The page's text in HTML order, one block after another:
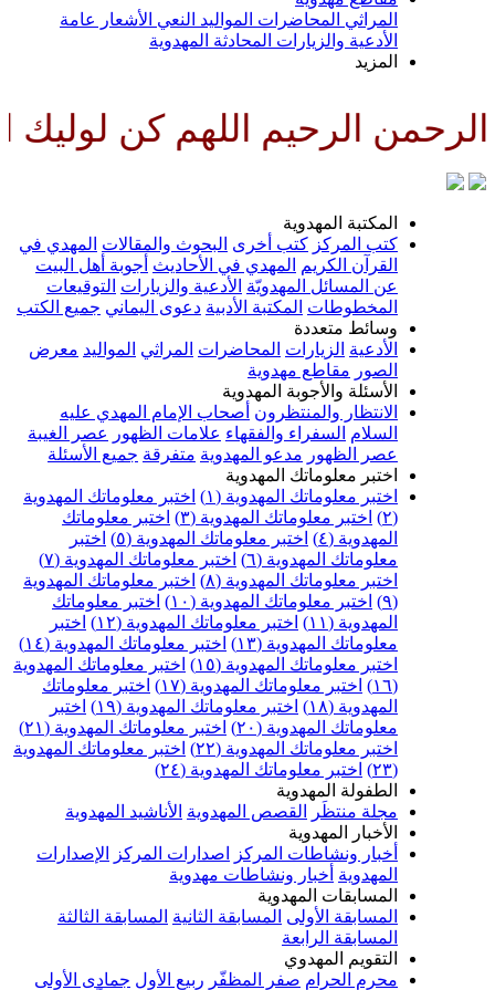
المراثي المحاضرات المواليد النعي الأشعار
عامة
الأدعية والزيارات المحادثة المهدوية
المزيد
الرحيم اللهم كن لوليك
المكتبة المهدوية
كتب المركز كتب أخرى البحوث والمقالات المهدي في
القرآن الكريم
المهدي في الأحاديث أجوبة أهل البيت
عن المسائل المهدويّة الأدعية والزيارات التوقيعات
المخطوطات المكتبة الأدبية دعوى اليماني جميع الكتب
وسائط متعددة
الأدعية الزيارات المحاضرات المراثي المواليد معرض
الصور مقاطع مهدوية
الأسئلة والأجوبة المهدوية
الانتظار والمنتظرون أصحاب الإمام المهدي عليه
السلام السفراء والفقهاء علامات الظهور
عصر الغيبة
عصر الظهور مدعو المهدوية متفرقة جميع الأسئلة
اختبر معلوماتك المهدوية
اختبر معلوماتك المهدوية (١)
اختبر معلوماتك المهدوية
(٢)
اختبر معلوماتك المهدوية (٣)
اختبر معلوماتك
المهدوية (٤)
اختبر معلوماتك المهدوية (٥)
اختبر
معلوماتك المهدوية (٦)
اختبر معلوماتك المهدوية (٧)
اختبر معلوماتك المهدوية (٨)
اختبر معلوماتك المهدوية
(٩)
اختبر معلوماتك المهدوية (١٠)
اختبر معلوماتك
المهدوية (١١)
اختبر معلوماتك المهدوية (١٢)
اختبر
معلوماتك المهدوية (١٣)
اختبر معلوماتك المهدوية (١٤)
اختبر معلوماتك المهدوية (١٥)
اختبر معلوماتك المهدوية
(١٦)
اختبر معلوماتك المهدوية (١٧)
اختبر معلوماتك
المهدوية (١٨)
اختبر معلوماتك المهدوية (١٩)
اختبر
معلوماتك المهدوية (٢٠)
اختبر معلوماتك المهدوية (٢١)
اختبر معلوماتك المهدوية (٢٢)
اختبر معلوماتك المهدوية
(٢٣)
اختبر معلوماتك المهدوية (٢٤)
الطفولة المهدوية
مجلة منتظَر
القصص المهدوية الأناشيد المهدوية
الأخبار المهدوية
أخبار ونشاطات المركز
اصدارات المركز
الإصدارات
المهدوية أخبار ونشاطات مهدوية
المسابقات المهدوية
المسابقة الأولى المسابقة الثانية المسابقة الثالثة
المسابقة الرابعة
التقويم المهدوي
محرم الحرام صفر المظفّر ربيع الأول جمادى الأولى